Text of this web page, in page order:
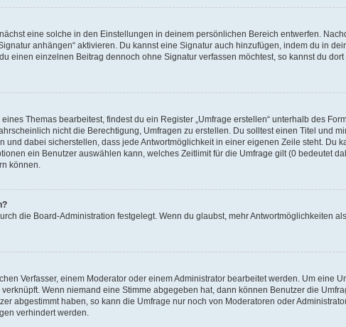
eine solche in den Einstellungen in deinem persönlichen Bereich entwerfen.
anhängen“ aktivieren. Du kannst eine Signatur auch hinzufügen, indem du in
einen einzelnen Beitrag dennoch ohne Signatur verfassen möchtest, so kannst du
Themas bearbeitest, findest du ein Register „Umfrage erstellen“ unterhalb des
nicht die Berechtigung, Umfragen zu erstellen. Du solltest einen Titel und
dabei sicherstellen, dass jede Antwortmöglichkeit in einer eigenen Zeile steht. Du
ein Benutzer auswählen kann, welches Zeitlimit für die Umfrage gilt (0 bedeutet
können.
die Board-Administration festgelegt. Wenn du glaubst, mehr Antwortmöglichkeiten
Verfasser, einem Moderator oder einem Administrator bearbeitet werden. Um eine
Wenn niemand eine Stimme abgegeben hat, dann können Benutzer die
abgestimmt haben, so kann die Umfrage nur noch von Moderatoren oder
verhindert werden.